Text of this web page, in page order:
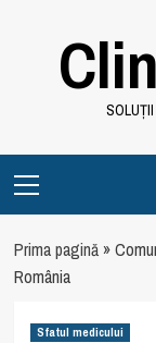
Menu
Prima pagină»
România
Sfatul medicului